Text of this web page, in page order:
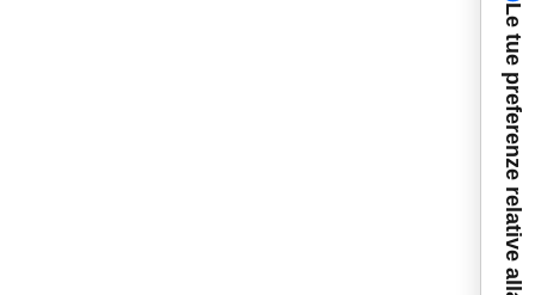
Le tue preferenze relative alla privacy